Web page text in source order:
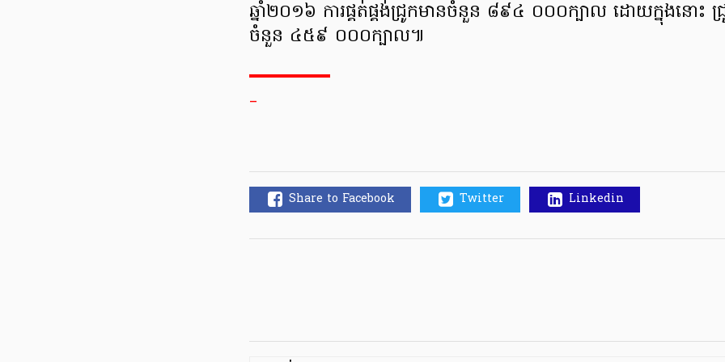
ឆ្នាំ២០១៦ ការផ្គត់ផ្គង់ជ្រូកមានចំនួន ៨៩៤ ០០០ក្បាល ដោយក្នុងនោះ
ចំនួន ៤៥៩ ០០០ក្បាល៕
_
Share to Facebook Twitter Linkedin